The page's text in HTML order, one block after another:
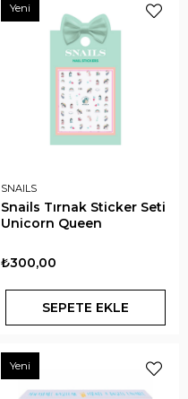
SNAILS
Snails Tırnak Sticker Seti
Unicorn Queen
₺300,00
SEPETE EKLE
Yeni
Yeni